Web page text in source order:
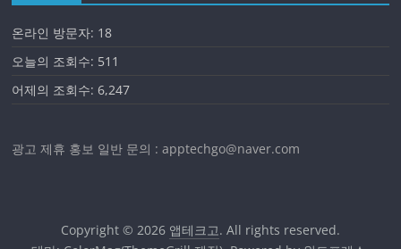
온라인 방문자: 18
오늘의 조회수: 511
어제의 조회수:6,247
광고 제휴 홍보 일반 문의 : apptechgo@naver.com
Copyright © 2026 앱테크고. All rights reserved.